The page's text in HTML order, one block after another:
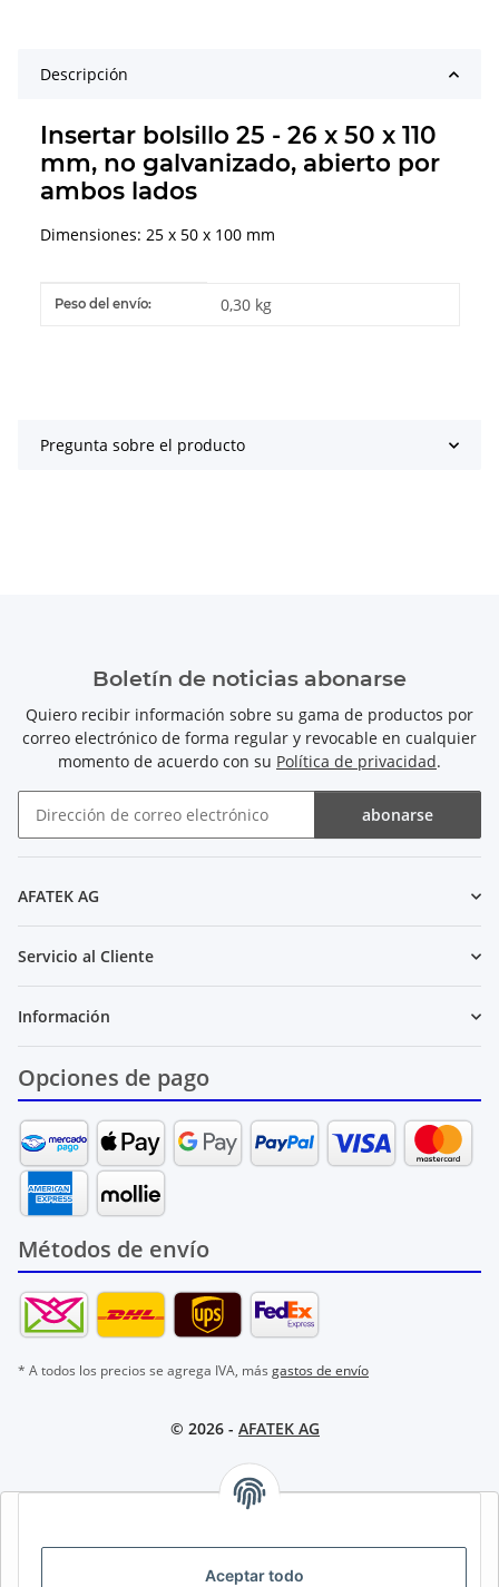
Aceptar todo
Descripción
Insertar bolsillo 25 - 26 x 50 x 110
mm, no galvanizado, abierto por
ambos lados
Dimensiones: 25 x 50 x 100 mm
#productDetails.itemInformation#
#productDetails.itemValue#
Peso del envío: 0,30 kg
Pregunta sobre el producto
Boletín de noticias abonarse
Quiero recibir información sobre su gama de productos por
correo electrónico de forma regular y revocable en cualquier
momento de acuerdo con su Política de privacidad.
abonarse
AFATEK AG
Servicio al Cliente
Información
Opciones de pago
Métodos de envío
* A todos los precios se agrega IVA, más gastos de envío
© 2026 - AFATEK AG
SELECT REGION & LANGUAGE | CHOISIR LA RÉGION ET LA